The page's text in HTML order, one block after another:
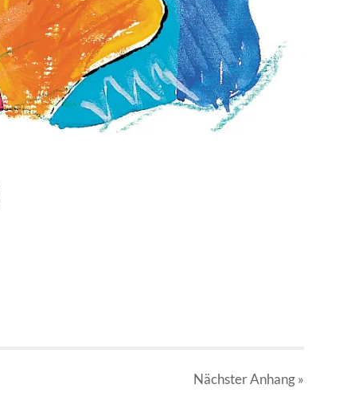
NächsterAnhang»